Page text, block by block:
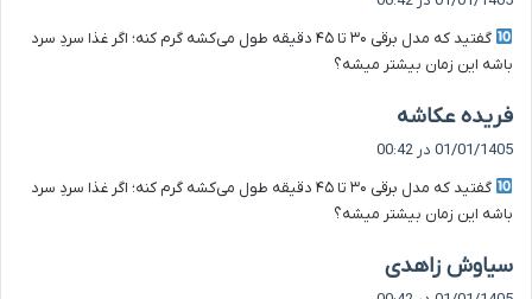
:
گفتید که مدل برقی ۳۰ تا ۴۵ دقیقه طول می‌کشه گرم کنه؛ اگر غذا سردِ سرد
باشه این زمان بیشتر میشه؟
فریده عکاشه
ف
:
01/01/1405 در 00:42
گفتید که مدل برقی ۳۰ تا ۴۵ دقیقه طول می‌کشه گرم کنه؛ اگر غذا سردِ سرد
باشه این زمان بیشتر میشه؟
سیاوش زاهدی
ف